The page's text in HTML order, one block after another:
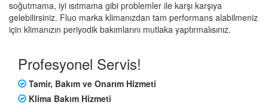
soğutmama, iyi ısıtmama gibi problemler ile karşı karşıya
gelebilirsiniz. Fluo marka klimanızdan tam performans alabilmeniz
için klimanızın periyodik bakımlarını mutlaka yaptırmalısınız.
Profesyonel Servis!
Tamir, Bakım ve Onarım Hizmeti
Klima Bakım Hizmeti